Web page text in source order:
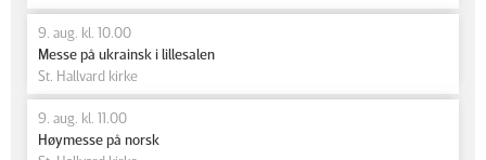
9. aug. kl. 10.00
Messe på ukrainsk i lillesalen
St. Hallvard kirke
9. aug. kl. 11.00
Høymesse på norsk